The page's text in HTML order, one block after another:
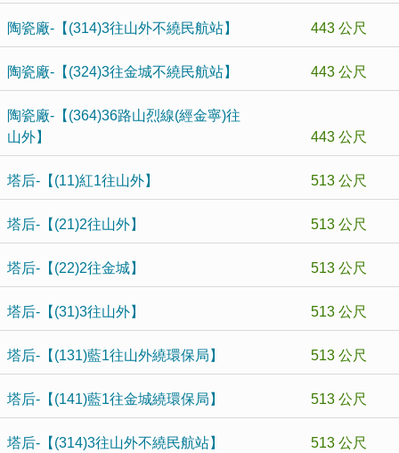
陶瓷廠-【(314)3往山外不繞民航站】 443 公尺
陶瓷廠-【(324)3往金城不繞民航站】 443 公尺
陶瓷廠-【(364)36路山烈線(經金寧)往
山外】
443 公尺
塔后-【(11)紅1往山外】 513 公尺
塔后-【(21)2往山外】 513 公尺
塔后-【(22)2往金城】 513 公尺
塔后-【(31)3往山外】 513 公尺
塔后-【(131)藍1往山外繞環保局】 513 公尺
塔后-【(141)藍1往金城繞環保局】 513 公尺
塔后-【(314)3往山外不繞民航站】 513 公尺